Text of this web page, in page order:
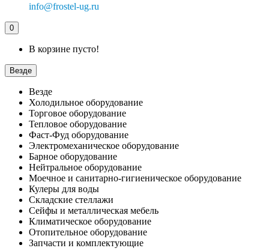
info@frostel-ug.ru
0
В корзине пусто!
Везде
Везде
Холодильное оборудование
Торговое оборудование
Тепловое оборудование
Фаст-Фуд оборудование
Электромеханическое оборудование
Барное оборудование
Нейтральное оборудование
Моечное и санитарно-гигиеническое оборудование
Кулеры для воды
Складские стеллажи
Сейфы и металлическая мебель
Климатическое оборудование
Отопительное оборудование
Запчасти и комплектующие